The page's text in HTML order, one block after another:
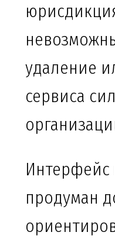
удаление
сервиса
продуман